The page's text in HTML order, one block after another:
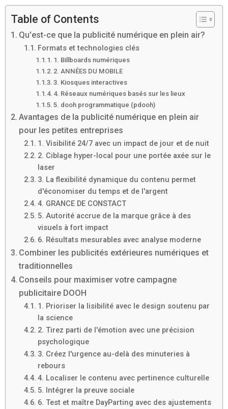
Table of Contents
Qu'est-ce que la publicité numérique en plein air?
Formats et technologies clés
1. Billboards numériques
2. ANNÉES DU MOBILE
3. Kiosques interactives
4. Réseaux numériques basés sur les lieux
5. dooh programmatique (pdooh)
Avantages de la publicité numérique en plein air
pour les petites entreprises
1. Visibilité 24/7 avec un impact de jour et de nuit
2. Ciblage hyper-local pour une portée axée sur le
laser
3. La flexibilité dynamique du contenu permet
d'économiser du temps et de l'argent
4. GRANCE DE CONSTACT
5. Autorité accrue de la marque grâce à des
visuels à fort impact
6. Résultats mesurables avec analyse moderne
Combiner les publicités extérieures numériques et
traditionnelles
Conseils pour maximiser votre campagne
publicitaire DOOH
1. Prioriser la lisibilité avec le design soutenu par
la science
2. Tirez parti de l'émotion avec une précision
psychologique
3. Créez l'urgence au-delà des minuteries à
rebours
4. Localiser le contenu avec pertinence culturelle
5. Intégrer la preuve sociale
6. Test et maître DayParting avec des ajustements